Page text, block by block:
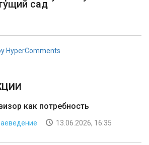
сад
HyperComments
как потребность
13.06.2026, 16:35